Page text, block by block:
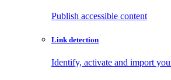
Publish accessible content
Link detection
Identify, activate and import